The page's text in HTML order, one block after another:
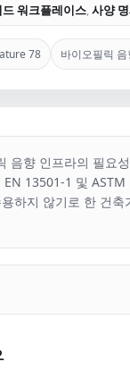
워크플레이스,사양
78 바이오필릭 음
음향 인프라의 필요
13501-1 및 ASTM
하지 않기로 한 건축